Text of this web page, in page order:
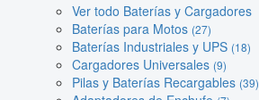
Ver todo Baterías y Cargadores
Baterías para Motos (27)
Baterías Industriales y UPS (18)
Cargadores Universales (9)
Pilas y Baterías Recargables (39)